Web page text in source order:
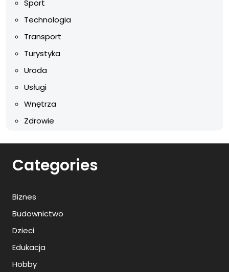
Sport
Technologia
Transport
Turystyka
Uroda
Usługi
Wnętrza
Zdrowie
Categories
Biznes
Budownictwo
Dzieci
Edukacja
Hobby